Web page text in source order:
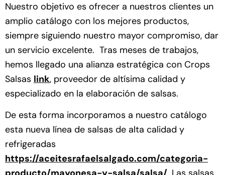
Nuestro objetivo es ofrecer a nuestros clientes un
amplio catálogo con los mejores productos,
siempre siguiendo nuestro mayor compromiso, dar
un servicio excelente. Tras meses de trabajos,
hemos llegado una alianza estratégica con Crops
Salsas link, proveedor de altísima calidad y
especializado en la elaboración de salsas.
De esta forma incorporamos a nuestro catálogo
esta nueva línea de salsas de alta calidad y
refrigeradas
https://aceitesrafaelsalgado.com/categoria-